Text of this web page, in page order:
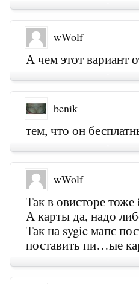
wWolf
А чем этот вариант
benik
тем, что он
wWolf
Так в овисторе
А карты да, надо
Так на sygic мапс
поставить пи…ые